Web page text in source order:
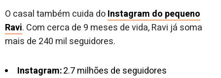
O casal também cuida doInstagram do pequeno
Ravi. Com cerca de 9 meses de vida, Ravi já soma
mais de 240 mil seguidores.
Instagram:2.7 milhões de seguidores